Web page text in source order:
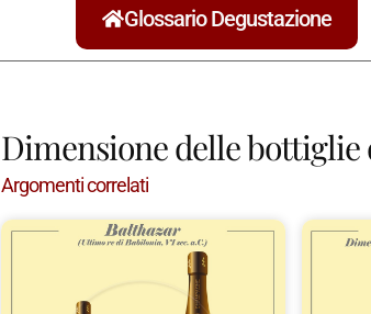
Glossario Degustazione
Dimensione delle bottiglie
Argomenti correlati